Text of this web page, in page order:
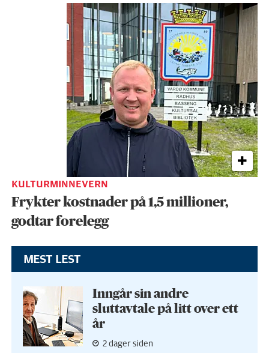
KULTURMINNEVERN
Frykter kostnader på 1,5 millioner,
godtar forelegg
MEST LEST
Inngår sin andre
sluttavtale på litt over ett
år
2 dager siden